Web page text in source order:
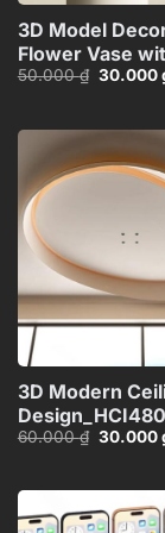
3D Model
Flower Vase
Branches – 3ds
50.000₫ Giá
30.000
3D Modern
60.000₫ Giá
30.000